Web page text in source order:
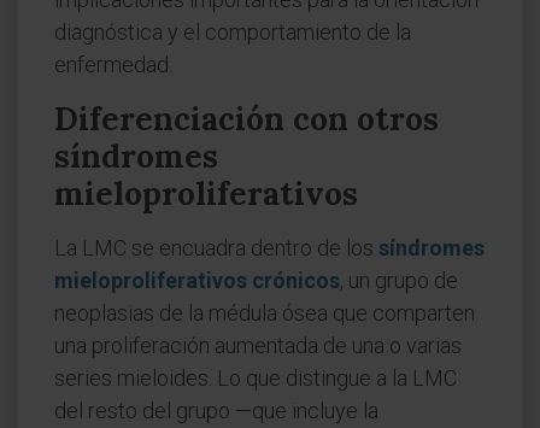
diagnóstica y el comportamiento de la
enfermedad.
Diferenciación con otros
síndromes
mieloproliferativos
La LMC se encuadra dentro de los síndromes
mieloproliferativos crónicos, un grupo de
neoplasias de la médula ósea que comparten
una proliferación aumentada de una o varias
series mieloides. Lo que distingue a la LMC
del resto del grupo —que incluye la